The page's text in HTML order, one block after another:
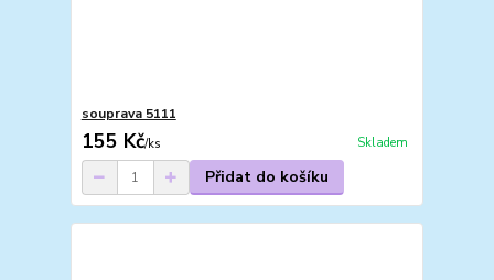
souprava 5111
155 Kč/ks Skladem
Přidat do košíku